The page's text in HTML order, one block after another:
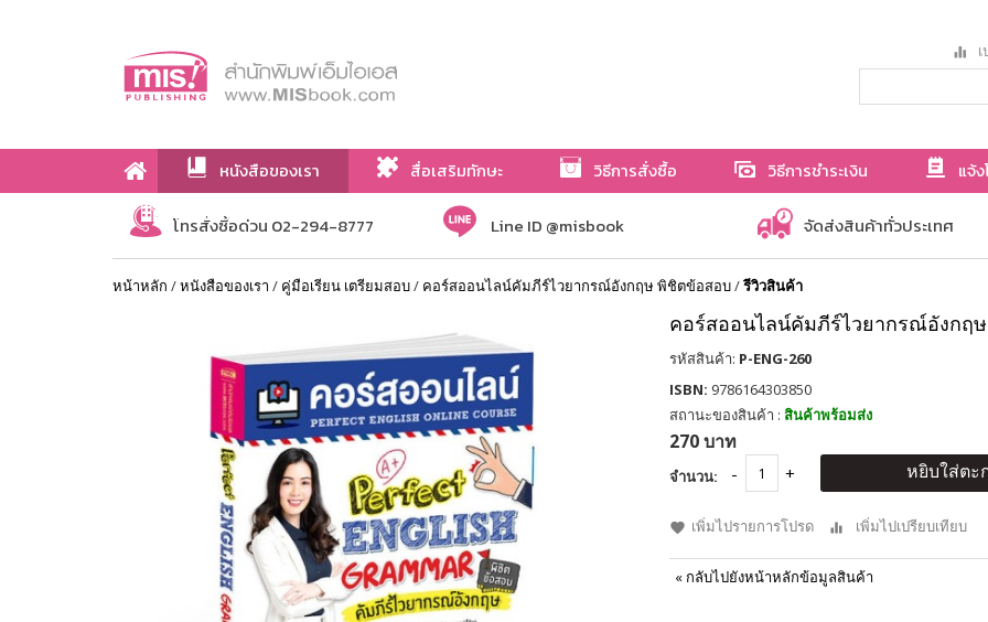
หนังสือของเรา สื่อเสริมทักษะ วิธีการสั่งซื้อ วิธีการชำระเงิน แจ้
เกี่ยวกับเรา
โทรสั่งซื้อด่วน 02-294-8777 Line ID @misbook จัดส่งสินค้าทั่วประเทศ
หน้าหลัก /หนังสือของเรา / คู่มือเรียน เตรียมสอบ/ คอร์สออนไลน์คัมภีร์ไวยากรณ์อังกฤษ พิชิตข้อสอบ/รีวิวสินค้า
คอร์สออนไลน์คัมภีร์ไวยากรณ์อังกฤ
รหัสสินค้า: P-ENG-260
ISBN: 9786164303850
สถานะของสินค้า : สินค้าพร้อมส่ง
270 บาท
จำนวน: หยิบใส่ตะ
เพิ่มไปรายการโปรด เพิ่มไปเปรียบเทียบ
« กลับไปยังหน้าหลักข้อมูลสินค้า